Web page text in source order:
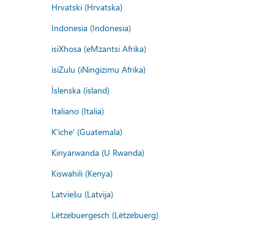
Hrvatski (Hrvatska)
Indonesia (Indonesia)
isiXhosa (eMzantsi Afrika)
isiZulu (iNingizimu Afrika)
Íslenska (ísland)
Italiano (Italia)
K'iche' (Guatemala)
Kinyarwanda (U Rwanda)
Kiswahili (Kenya)
Latviešu (Latvija)
Lëtzebuergesch (Lëtzebuerg)